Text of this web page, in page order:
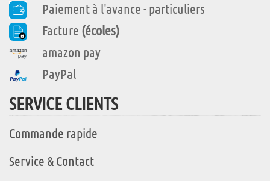
Paiement à l'avance - particuliers
Facture (écoles)
amazon pay
PayPal
SERVICE CLIENTS
Commande rapide
Service & Contact